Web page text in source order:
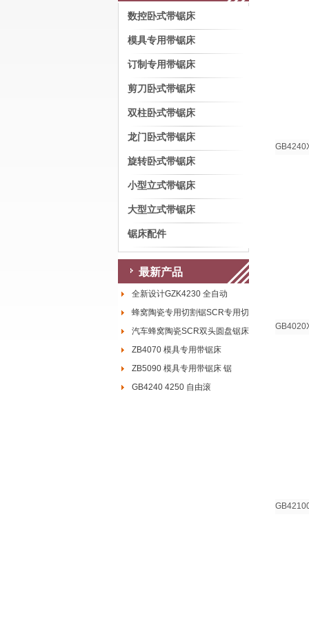
数控卧式带锯床
模具专用带锯床
订制专用带锯床
剪刀卧式带锯床
双柱卧式带锯床
龙门卧式带锯床
旋转卧式带锯床
小型立式带锯床
大型立式带锯床
锯床配件
最新产品
全新设计GZK4230 全自动
蜂窝陶瓷专用切割锯SCR专用切割
汽车蜂窝陶瓷SCR双头圆盘锯床
ZB4070 模具专用带锯床
ZB5090 模具专用带锯床 锯
GB4240 4250 自由滚